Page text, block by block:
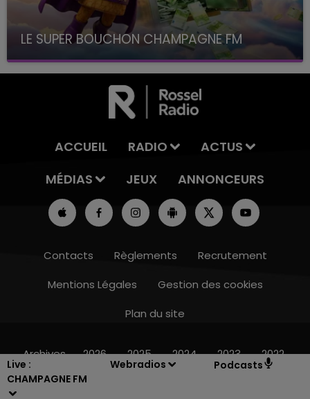
Live :
CHAMPAGNE FM
Webradios Podcasts
LE SUPER BOUCHON CHAMPAGNE FM
avec La Famille Champagne FM, à 8H10
ACCUEIL RADIO
ACTUS
MÉDIAS
JEUX ANNONCEURS
Contacts Règlements
Recrutement
Mentions Légales
Gestion des cookies
Plan du site
Archives 2026 2025 2024 2023 2022